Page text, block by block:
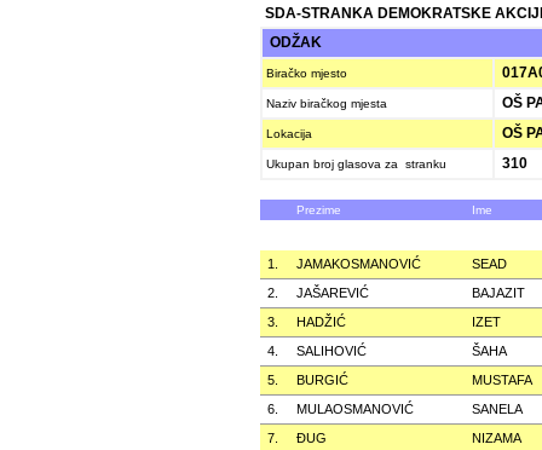
SDA-STRANKA DEMOKRATSKE
ODŽAK
Biračko mjesto
Naziv biračkog mjesta OŠ
Lokacija OŠ
Ukupan broj glasova za stranku 310
Prezime Ime
1. JAMAKOSMANOVIĆ
SEAD
2.
JAŠAREVIĆ
BAJAZIT
3.
HADŽIĆ
IZET
4.
SALIHOVIĆ
ŠAHA
5.
BURGIĆ
MUSTAFA
6.
MULAOSMANOVIĆ
SANELA
7.
ÐUG NIZAMA